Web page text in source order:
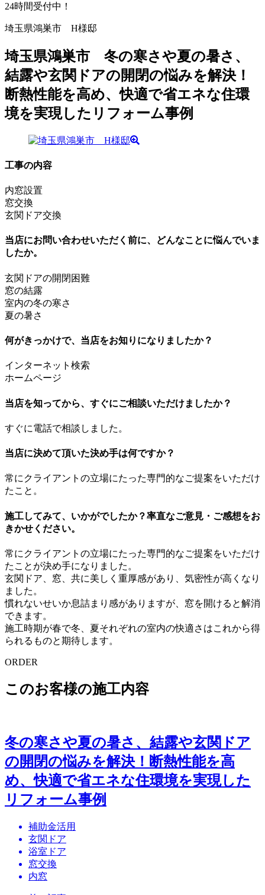
24時間受付中！
埼玉県鴻巣市 H様邸
埼玉県鴻巣市 冬の寒さや夏の暑さ、
結露や玄関ドアの開閉の悩みを解決！
断熱性能を高め、快適で省エネな住環
境を実現したリフォーム事例
工事の内容
内窓設置
窓交換
玄関ドア交換
当店にお問い合わせいただく前に、どんなことに悩んでいま
したか。
玄関ドアの開閉困難
窓の結露
室内の冬の寒さ
夏の暑さ
何がきっかけで、当店をお知りになりましたか？
インターネット検索
ホームページ
当店を知ってから、すぐにご相談いただけましたか？
すぐに電話で相談しました。
当店に決めて頂いた決め手は何ですか？
常にクライアントの立場にたった専門的なご提案をいただけ
たこと。
施工してみて、いかがでしたか？率直なご意見・ご感想をお
きかせください。
常にクライアントの立場にたった専門的なご提案をいただけ
たことが決め手になりました。
玄関ドア、窓、共に美しく重厚感があり、気密性が高くなり
ました。
慣れないせいか息詰まり感がありますが、窓を開けると解消
できます。
施工時期が春で冬、夏それぞれの室内の快適さはこれから得
られるものと期待します。
ORDER
このお客様の施工内容
冬の寒さや夏の暑さ、結露や玄関ドア
の開閉の悩みを解決！断熱性能を高
め、快適で省エネな住環境を実現した
リフォーム事例
補助金活用
玄関ドア
浴室ドア
窓交換
内窓